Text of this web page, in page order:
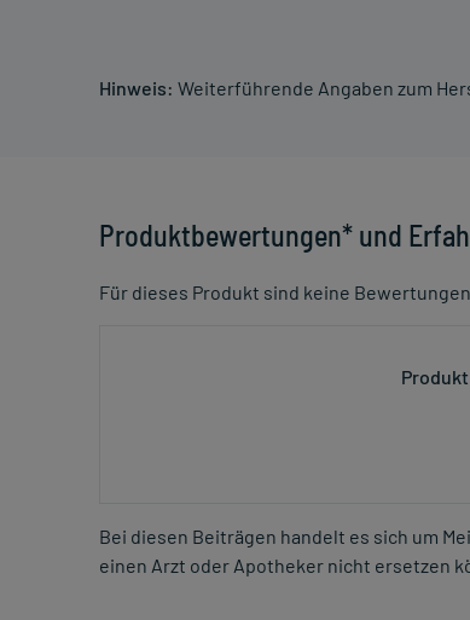
Hinweis: Weiterführende Angaben zum
Produktbewertungen* und
Für dieses Produkt sind keine
Bei diesen Beiträgen handelt es sich um
einen Arzt oder Apotheker nicht ersetzen